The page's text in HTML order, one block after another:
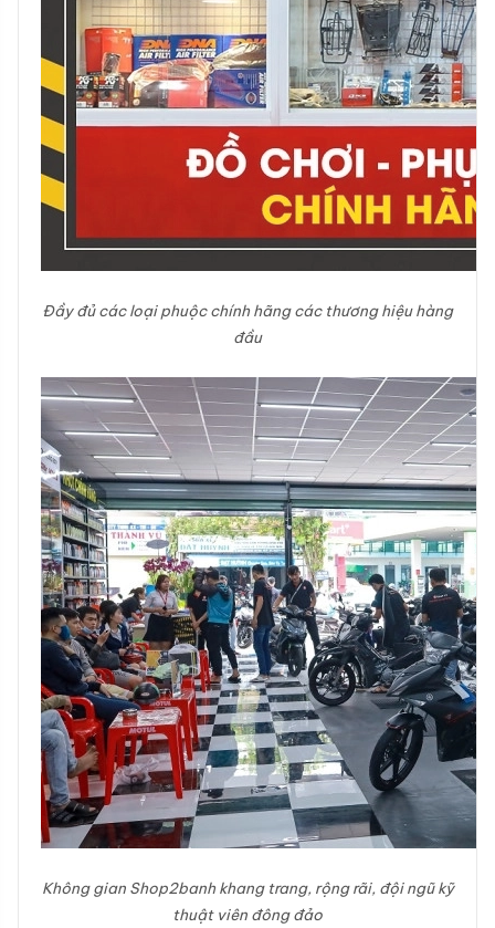
Đầy đủ các loại phuộc chính hãng các thương hiệu hàng
đầu
Không gian Shop2banh khang trang, rộng rãi, đội ngũ kỹ
thuật viên đông đảo